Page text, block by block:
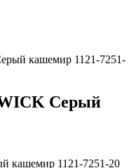
кашемир 1121-7251-
Серый